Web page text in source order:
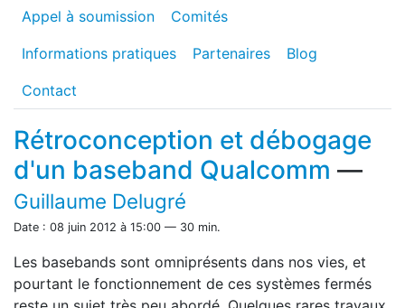
Appel à soumission Comités
Informations pratiques Partenaires Blog
Contact
Rétroconception et débogage
d'un baseband Qualcomm —
Guillaume Delugré
Date : 08 juin 2012 à 15:00 — 30 min.
Les basebands sont omniprésents dans nos vies, et
pourtant le fonctionnement de ces systèmes fermés